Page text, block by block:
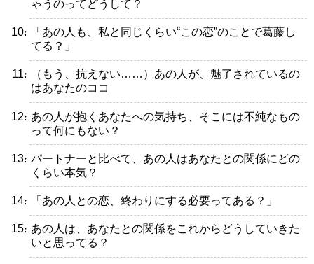
ゃうのってどうして？
・「あの人も、私と同じくらい“この恋”のことで葛藤し
てる？」
・（もう、抗えない……）あの人が、魅了されているの
はあなたのココ
・あの人が抱くあなたへの気持ち、そこには不純なもの
って何にもない？
・パートナーと比べて、あの人はあなたとの関係にどの
くらい本気？
・「あの人との恋、終わりにする必要ってある？」
・あの人は、あなたとの関係をこれからどうしていきた
いと思ってる？